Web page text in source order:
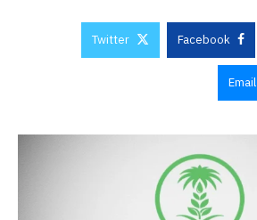
Facebook
Twitter
Email